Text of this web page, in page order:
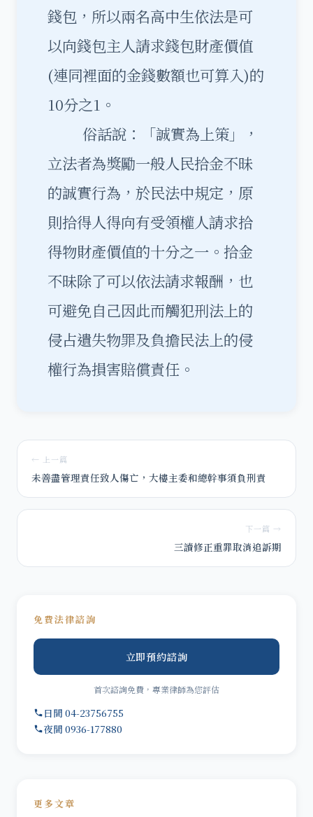
錢包，所以兩名高中生依法是可
以向錢包主人請求錢包財產價值
(連同裡面的金錢數額也可算入)的
10分之1。
俗話說：「誠實為上策」，
立法者為獎勵一般人民拾金不昧
的誠實行為，於民法中規定，原
則拾得人得向有受領權人請求拾
得物財產價值的十分之一。拾金
不昧除了可以依法請求報酬，也
可避免自己因此而觸犯刑法上的
侵占遺失物罪及負擔民法上的侵
權行為損害賠償責任。
← 上一篇
未善盡管理責任致人傷亡，大樓主委和總幹事須負刑責
下一篇 →
三讀修正重罪取消追訴期
免費法律諮詢
立即預約諮詢
首次諮詢免費，專業律師為您評估
日間 04-23756755
夜間 0936-177880
更多文章